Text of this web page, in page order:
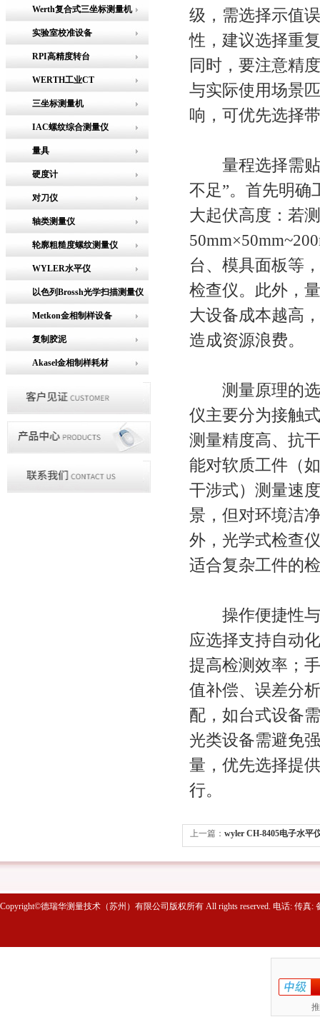
Werth复合式三坐标测量机
实验室校准设备
RPI高精度转台
WERTH工业CT
三坐标测量机
IAC螺纹综合测量仪
量具
硬度计
对刀仪
轴类测量仪
轮廓粗糙度螺纹测量仪
WYLER水平仪
以色列Brossh光学扫描测量仪
Metkon金相制样设备
复制胶泥
Akasel金相制样耗材
级，需选择示值
性，建议选择重
同时，要注意精
与实际使用场景
响，可优先选择
量程选择需贴
不足”。首先明确
大起伏高度：若
台、模具面板等
检查仪。此外，
大设备成本越高
造成资源浪费。
测量原理的选
仪主要分为接触
测量精度高、抗
能对软质工件（
干涉式）测量速
景，但对环境洁
外，光学式检查
适合复杂工件的
操作便捷性与
应选择支持自动
提高检测效率；
值补偿、误差分
配，如台式设备
光类设备需避免
量，优先选择提
行。
上一篇： wyler CH-8405电子水平
Copyright©德瑞华测量技术（苏州）有限公司版权所有 All rights reserved. 电话: 传真: